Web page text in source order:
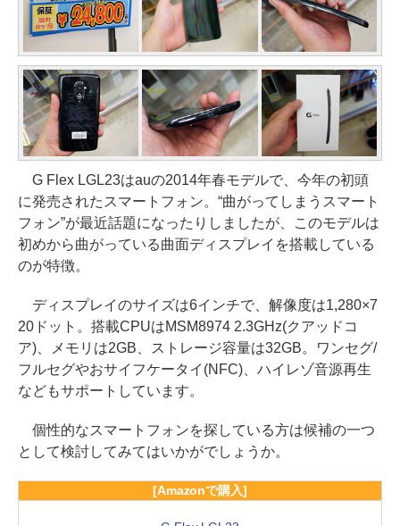
G Flex LGL23はauの2014年春モデルで、今年の初頭
に発売されたスマートフォン。“曲がってしまうスマート
フォン”が最近話題になったりしましたが、このモデルは
初めから曲がっている曲面ディスプレイを搭載している
のが特徴。
ディスプレイのサイズは6インチで、解像度は1,280×7
20ドット。搭載CPUはMSM8974 2.3GHz(クアッドコ
ア)、メモリは2GB、ストレージ容量は32GB。ワンセグ/
フルセグやおサイフケータイ(NFC)、ハイレゾ音源再生
などもサポートしています。
個性的なスマートフォンを探している方は候補の一つ
として検討してみてはいかがでしょうか。
[Amazonで購入]